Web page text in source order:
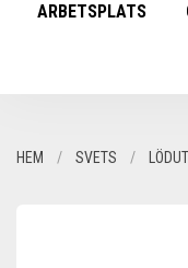
ARBETSPLATS
HEM SVETS